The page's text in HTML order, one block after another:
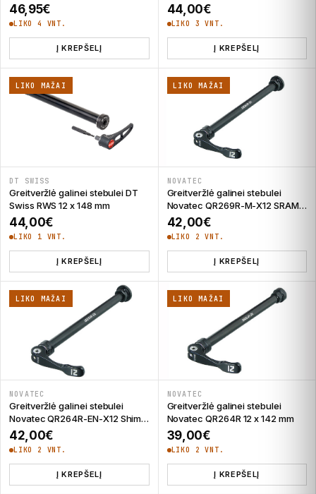
15 x 110 mm
46,95€
LIKO 4 VNT.
Į KREPŠELĮ
44,00€
LIKO 3 VNT.
Į KREPŠELĮ
LIKO MAŽAI
DT SWISS
Greitveržlė galinei stebulei DT
Swiss RWS 12 x 148 mm
44,00€
LIKO 1 VNT.
Į KREPŠELĮ
LIKO MAŽAI
NOVATEC
Greitveržlė galinei stebulei
Novatec QR269R-M-X12 SRAM
12 x 148 mm
42,00€
LIKO 2 VNT.
Į KREPŠELĮ
LIKO MAŽAI
NOVATEC
Greitveržlė galinei stebulei
Novatec QR264R-EN-X12 Shim
12 x 142 mm
42,00€
LIKO 2 VNT.
Į KREPŠELĮ
LIKO MAŽAI
NOVATEC
Greitveržlė galinei stebulei
Novatec QR264R 12 x 142 mm
39,00€
LIKO 2 VNT.
Į KREPŠELĮ